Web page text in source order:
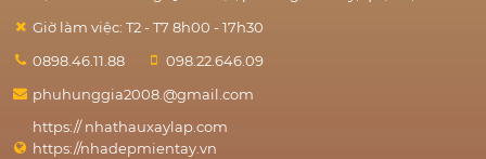
Giờ làm việc: T2 - T7 8h00 - 17h30
0898.46.11.88
098.22.646.09
phuhunggia2008.@gmail.com
https:// nhathauxaylap.com
https://nhadepmientay.vn